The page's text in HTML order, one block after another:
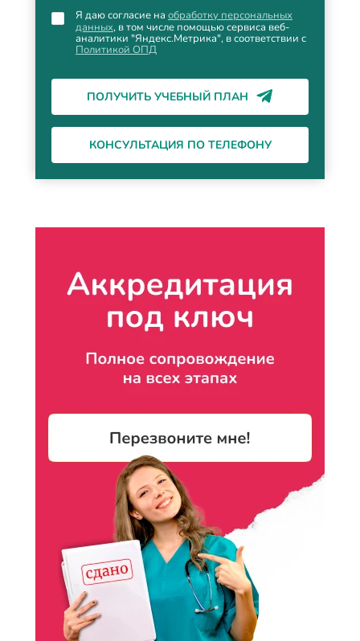
Я даю согласие на обработку персональных
данных, в том числе помощью сервиса веб-
аналитики "Яндекс.Метрика", в соответствии с
Политикой ОПД
ПОЛУЧИТЬ УЧЕБНЫЙ ПЛАН
КОНСУЛЬТАЦИЯ ПО ТЕЛЕФОНУ